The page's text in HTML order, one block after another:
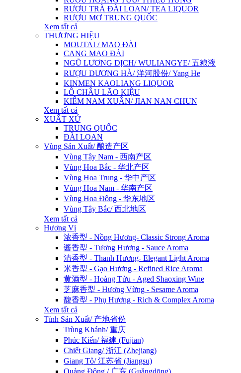
RƯỢU TRÀ ĐÀI LOAN/ TEA LIQUOR
RƯỢU MƠ TRUNG QUỐC
Xem tất cả
THƯƠNG HIỆU
MOUTAI / MAO ĐÀI
CANG MAO ĐÀI
NGŨ LƯƠNG DỊCH/ WULIANGYE/ 五粮液
RƯỢU DƯƠNG HÀ/ 洋河股份/ Yang He
KINMEN KAOLIANG LIQUOR
LÔ CHÂU LÃO KIỆU
KIẾM NAM XUÂN/ JIAN NAN CHUN
Xem tất cả
XUẤT XỨ
TRUNG QUỐC
ĐÀI LOAN
Vùng Sản Xuất/ 酿造产区
Vùng Tây Nam - 西南产区
Vùng Hoa Bắc - 华北产区
Vùng Hoa Trung - 华中产区
Vùng Hoa Nam - 华南产区
Vùng Hoa Đông - 华东地区
Vùng Tây Bắc/ 西北地区
Xem tất cả
Hương Vị
浓香型 - Nồng Hương- Classic Strong Aroma
酱香型 - Tương Hương - Sauce Aroma
清香型 - Thanh Hương- Elegant Light Aroma
米香型 - Gạo Hương - Refined Rice Aroma
黄酒型 - Hoàng Tửu - Aged Shaoxing Wine
芝麻香型 - Hương Vừng - Sesame Aroma
馥香型 - Phụ Hương - Rich & Complex Aroma
Xem tất cả
Tỉnh Sản Xuất/ 产地省份
Trùng Khánh/ 重庆
Phúc Kiến/ 福建 (Fujian)
Chiết Giang/ 浙江 (Zhejiang)
Giang Tô/ 江苏省 (Jiangsu)
Quảng Đông / 广东 (Guǎngdōng)